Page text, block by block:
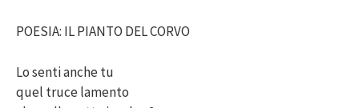
POESIA: IL PIANTO DEL CORVO
Lo senti anche tu
quel truce lamento